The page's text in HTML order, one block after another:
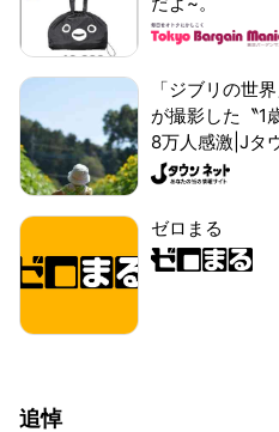
「ジブリの世
が撮影した〝1
8万人感激|Jタ
ゼロまる
追悼